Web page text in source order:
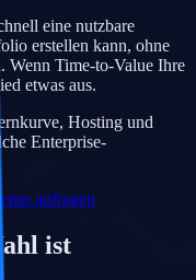
eine nutzbare
erstellen kann, ohne
Wenn Time-to-Value Ihre
etwas aus.
Hosting und
Enterprise-
anfragen
ist